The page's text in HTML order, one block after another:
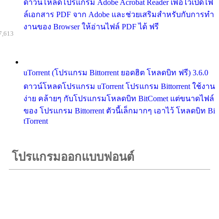
ดาวน์โหลดโปรแกรม Adobe Acrobat Reader เพื่อไว้เปิดไฟ
ล์เอกสาร PDF จาก Adobe และช่วยเสริมสำหรับกับการทำ
งานของ Browser ให้อ่านไฟล์ PDF ได้ ฟรี
uTorrent (โปรแกรม Bittorrent ยอดฮิต โหลดบิท ฟรี) 3.6.0
ดาวน์โหลดโปรแกรม uTorrent โปรแกรม Bittorrent ใช้งาน
ง่าย คล้ายๆ กับโปรแกรมโหลดบิท BitComet แต่ขนาดไฟล์
ของ โปรแกรม Bittorrent ตัวนี้เล็กมากๆ เอาไว้ โหลดบิท Bi
tTorrent
โปรแกรมออกแบบฟอนต์